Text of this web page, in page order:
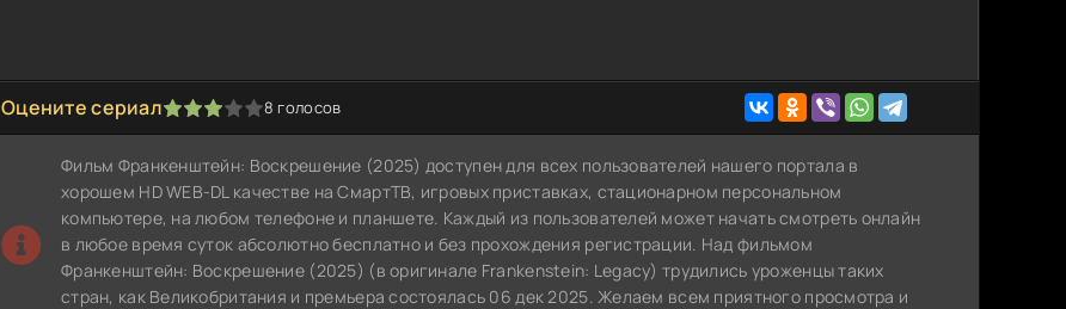
Оцените сериал
1 2 3 4 5 8 голосов
Фильм Франкенштейн: Воскрешение (2025) доступен для всех пользователей нашего портала в
хорошем HD WEB-DL качестве на СмартТВ, игровых приставках, стационарном персональном
компьютере, на любом телефоне и планшете. Каждый из пользователей может начать смотреть онлайн
в любое время суток абсолютно бесплатно и без прохождения регистрации. Над фильмом
Франкенштейн: Воскрешение (2025) (в оригинале Frankenstein: Legacy) трудились уроженцы таких
стран, как Великобритания и премьера состоялась 06 дек 2025. Желаем всем приятного просмотра и